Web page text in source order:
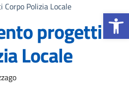
Apri la
Polizia Locale
progetti
Locale